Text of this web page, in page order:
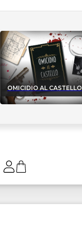
OMICIDIO AL CASTELLO